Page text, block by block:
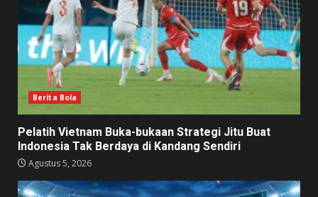
Berita Bola
Pelatih Vietnam Buka-bukaan Strategi Jitu Buat
Indonesia Tak Berdaya di Kandang Sendiri
Agustus 5, 2026